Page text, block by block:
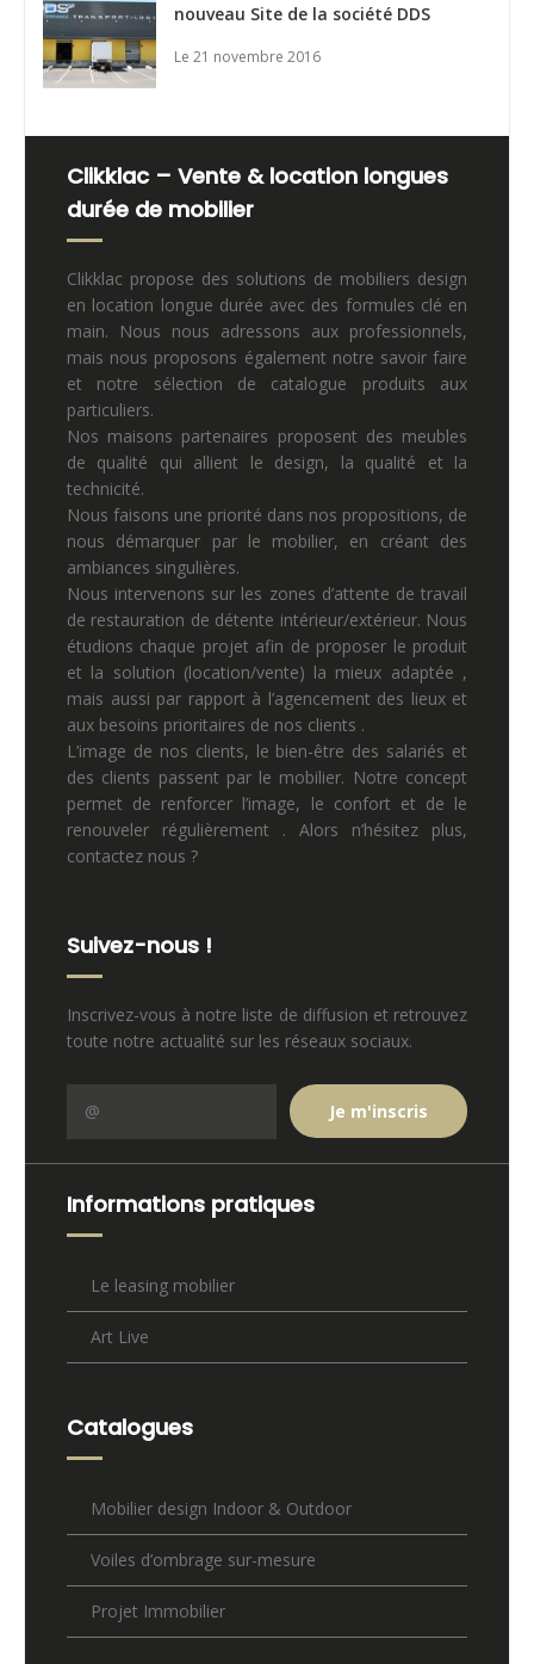
nouveau Site de la société DDS
Le 21 novembre 2016
Clikklac – Vente & location longues
durée de mobilier
Clikklac propose des solutions de mobiliers design
en location longue durée avec des formules clé en
main. Nous nous adressons aux professionnels,
mais nous proposons également notre savoir faire
et notre sélection de catalogue produits aux
particuliers.
Nos maisons partenaires proposent des meubles
de qualité qui allient le design, la qualité et la
technicité.
Nous faisons une priorité dans nos propositions, de
nous démarquer par le mobilier, en créant des
ambiances singulières.
Nous intervenons sur les zones d’attente de travail
de restauration de détente intérieur/extérieur. Nous
étudions chaque projet afin de proposer le produit
et la solution (location/vente) la mieux adaptée ,
mais aussi par rapport à l’agencement des lieux et
aux besoins prioritaires de nos clients .
L’image de nos clients, le bien-être des salariés et
des clients passent par le mobilier. Notre concept
permet de renforcer l’image, le confort et de le
renouveler régulièrement . Alors n’hésitez plus,
contactez nous ?
Suivez-nous !
Inscrivez-vous à notre liste de diffusion et retrouvez
toute notre actualité sur les réseaux sociaux.
Informations pratiques
Le leasing mobilier
Art Live
Catalogues
Mobilier design Indoor & Outdoor
Voiles d’ombrage sur-mesure
Projet Immobilier